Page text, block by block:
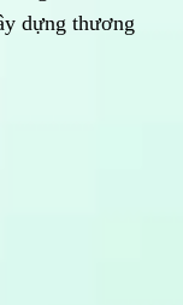
dựng thương